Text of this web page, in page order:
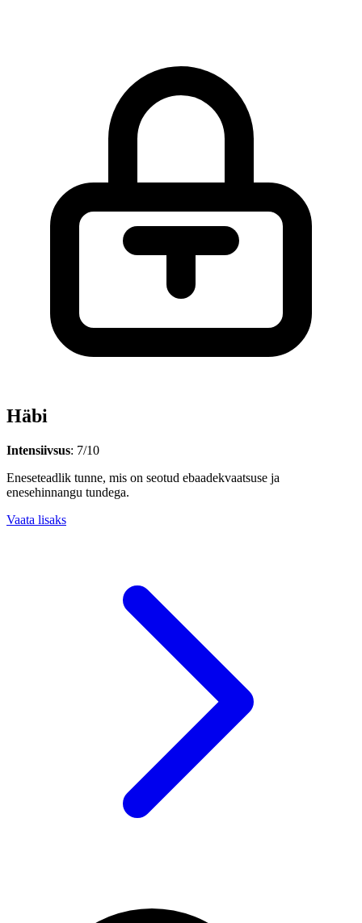
Häbi
Intensiivsus: 7/10
Eneseteadlik tunne, mis on seotud ebaadekvaatsuse ja
enesehinnangu tundega.
Vaata lisaks